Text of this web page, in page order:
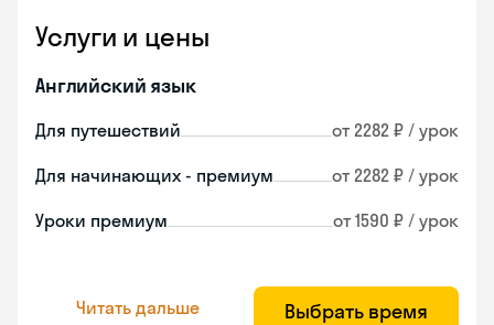
Услуги и цены
Английский язык
Для путешествий от 2282 ₽ / урок
Для начинающих - премиум от 2282 ₽ / урок
Уроки премиум от 1590 ₽ / урок
Читать дальше Выбрать время